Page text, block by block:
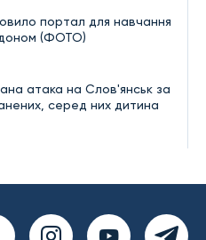
портал для навчання
(ФОТО)
атака на Слов'янськ за
серед них дитина